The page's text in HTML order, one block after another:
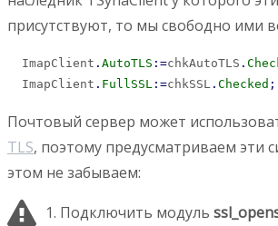
присутствуют, то мы свободно ими
  ImapClient
. AutoTLS : =chkAutoTLS .
  ImapClient
. FullSSL : =chkSSL . Checked ;
Почтовый сервер может
TLS, поэтому предусматриваем эти
этом не забываем:
1. Подключить модуль